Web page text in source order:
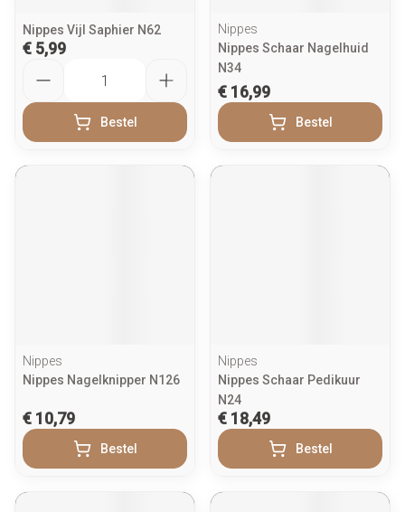
Nippes Vijl Saphier N62
€ 5,99
Bestel
Nippes
Nippes Schaar Nagelhuid
N34
€ 16,99
Bestel
Nippes
Nippes Nagelknipper N126
€ 10,79
Bestel
Nippes
Nippes Schaar Pedikuur
N24
€ 18,49
Bestel